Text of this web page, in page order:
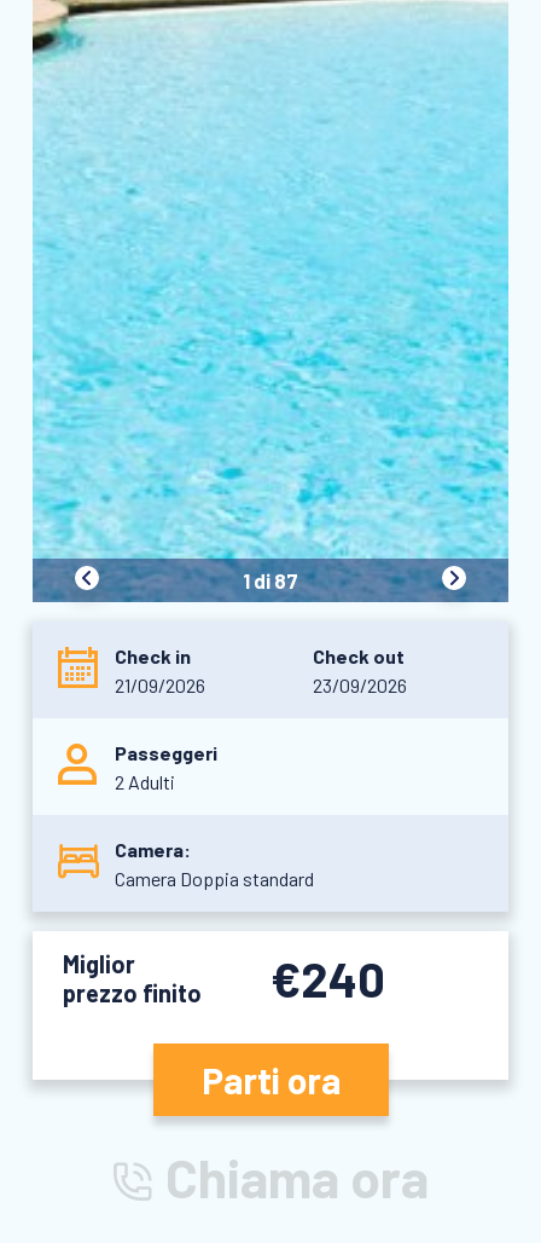
1 di 87
Check in
21/09/2026
Check out
23/09/2026
Passeggeri
2 Adulti
Camera:
Camera Doppia standard
Miglior
prezzo finito
€240
Parti ora
Chiama ora